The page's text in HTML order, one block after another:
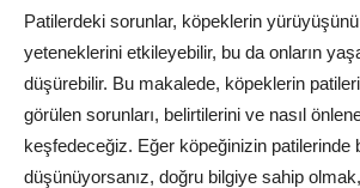
Patilerdeki sorunlar, köpeklerin
yeteneklerini etkileyebilir, bu da onların
düşürebilir. Bu makalede, köpeklerin
görülen sorunları, belirtilerini ve nasıl
keşfedeceğiz. Eğer köpeğinizin patilerinde
düşünüyorsanız, doğru bilgiye sahip